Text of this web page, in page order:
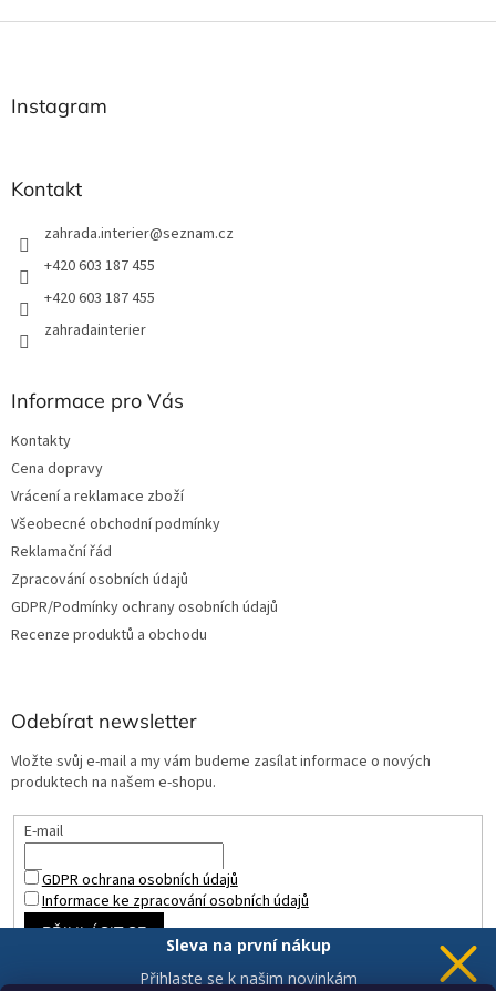
Z
Instagram
Kontakt
zahrada.interier@seznam.cz
+420 603 187 455
+420 603 187 455
zahradainterier
Informace pro Vás
Kontakty
Cena dopravy
Vrácení a reklamace zboží
Všeobecné obchodní podmínky
Reklamační řád
Zpracování osobních údajů
GDPR/Podmínky ochrany osobních údajů
Recenze produktů a obchodu
Odebírat newsletter
Vložte svůj e-mail a my vám budeme zasílat informace o nových
produktech na našem e-shopu.
E-mail
GDPR ochrana osobních údajů
Informace ke zpracování osobních údajů
PŘIHLÁSIT SE
Sleva na první nákup
Přihlaste se k našim novinkám